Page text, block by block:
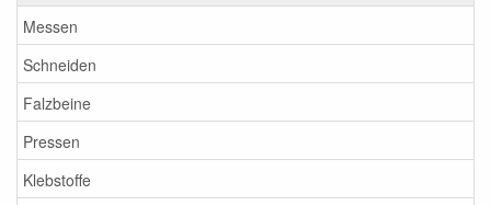
Messen
Schneiden
Falzbeine
Pressen
Klebstoffe